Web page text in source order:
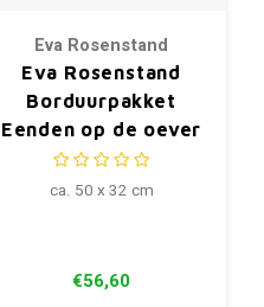
Eva Rosenstand
Eva Rosenstand
Borduurpakket
Eenden op de oever
van het meer
ca. 50 x 32 cm
€56,60